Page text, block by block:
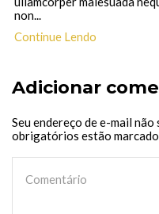
non...
Continue Lendo
Adicionar
Seu endereço de e-mail
obrigatórios estão